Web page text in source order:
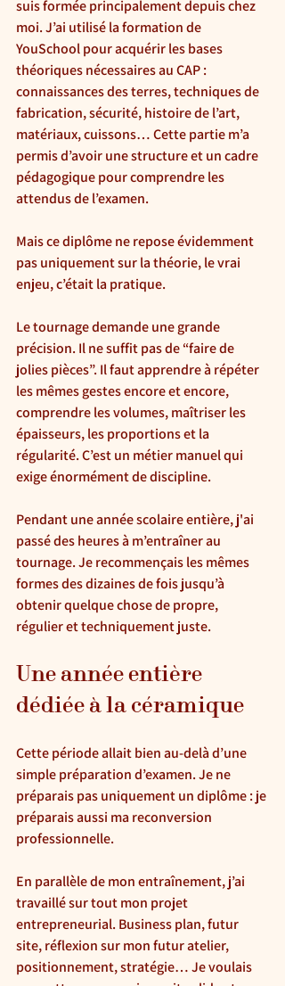
suis formée principalement depuis chez
moi. J’ai utilisé la formation de
YouSchool pour acquérir les bases
théoriques nécessaires au CAP :
connaissances des terres, techniques de
fabrication, sécurité, histoire de l’art,
matériaux, cuissons… Cette partie m’a
permis d’avoir une structure et un cadre
pédagogique pour comprendre les
attendus de l’examen.
Mais ce diplôme ne repose évidemment
pas uniquement sur la théorie, le vrai
enjeu, c’était la pratique.
Le tournage demande une grande
précision. Il ne suffit pas de “faire de
jolies pièces”. Il faut apprendre à répéter
les mêmes gestes encore et encore,
comprendre les volumes, maîtriser les
épaisseurs, les proportions et la
régularité. C’est un métier manuel qui
exige énormément de discipline.
Pendant une année scolaire entière, j'ai
passé des heures à m’entraîner au
tournage. Je recommençais les mêmes
formes des dizaines de fois jusqu’à
obtenir quelque chose de propre,
régulier et techniquement juste.
Une année entière
dédiée à la céramique
Cette période allait bien au-delà d’une
simple préparation d’examen. Je ne
préparais pas uniquement un diplôme : je
préparais aussi ma reconversion
professionnelle.
En parallèle de mon entraînement, j’ai
travaillé sur tout mon projet
entrepreneurial. Business plan, futur
site, réflexion sur mon futur atelier,
positionnement, stratégie… Je voulais